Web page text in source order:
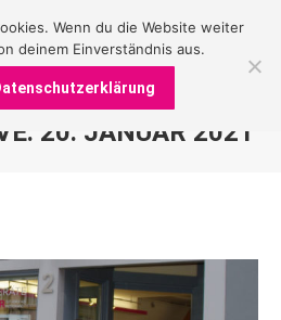
20. JANUAR 2021
Wenn du die Website weiter
deinem Einverständnis aus.